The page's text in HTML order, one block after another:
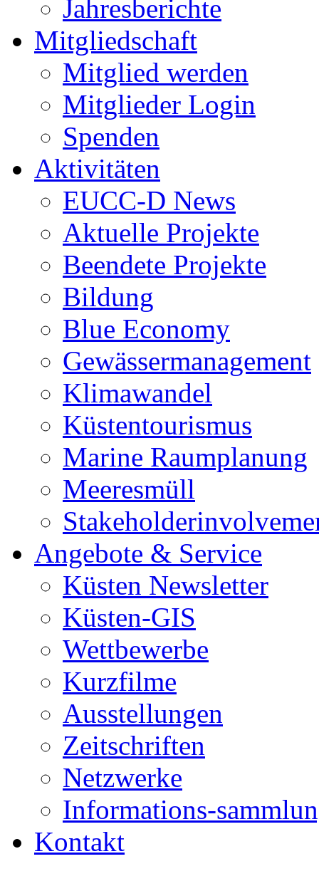
Jahresberichte
Mitgliedschaft
Mitglied werden
Mitglieder Login
Spenden
Aktivitäten
EUCC-D News
Aktuelle Projekte
Beendete Projekte
Bildung
Blue Economy
Gewässermanagement
Klimawandel
Küstentourismus
Marine Raumplanung
Meeresmüll
Angebote & Service
Küsten Newsletter
Küsten-GIS
Wettbewerbe
Kurzfilme
Ausstellungen
Zeitschriften
Netzwerke
Informations-
Kontakt